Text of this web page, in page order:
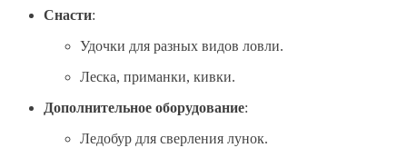
Снасти:
Удочки для разных видов ловли.
Леска, приманки, кивки.
Дополнительное оборудование:
Ледобур для сверления лунок.